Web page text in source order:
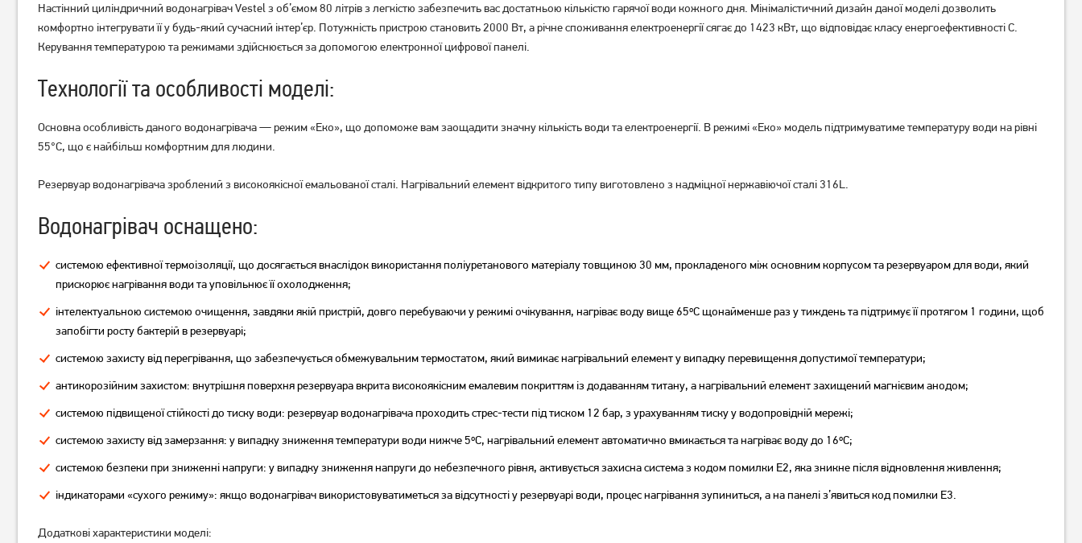
14 059грн
Немає в наявності Немає в наявності
Бойлер Vestel TE50D20
5 399
Бойлер Vestel TE80A20
6 299 4 999
50 S WHITE
5 209 6 499 5 149
Настінний циліндричний водонагрівач Vestel з об’ємом 80 літрів з легкістю забезпечить вас достатньою кількістю гарячої води кожного дня. Мінімалістичний дизайн даної моделі дозволить
комфортно інтегрувати її у будь-який сучасний інтер’єр. Потужність пристрою становить 2000 Вт, а річне споживання електроенергії сягає до 1423 кВт, що відповідає класу енергоефективності C.
Керування температурою та режимами здійснюється за допомогою електронної цифрової панелі.
Технології та особливості моделі:
Основна особливість даного водонагрівача — режим «Еко», що допоможе вам заощадити значну кількість води та електроенергії. В режимі «Еко» модель підтримуватиме температуру води на рівні
55°C, що є найбільш комфортним для людини.
Резервуар водонагрівача зроблений з високоякісної емальованої сталі. Нагрівальний елемент відкритого типу виготовлено з надміцної нержавіючої сталі 316L.
Водонагрівач оснащено:
системою ефективної термоізоляції, що досягається внаслідок використання поліуретанового матеріалу товщиною 30 мм, прокладеного між основним корпусом та резервуаром для води, який
прискорює нагрівання води та уповільнює її охолодження;
інтелектуальною системою очищення, завдяки якій пристрій, довго перебуваючи у режимі очікування, нагріває воду вище 65ºC щонайменше раз у тиждень та підтримує її протягом 1 години, щоб
запобігти росту бактерій в резервуарі;
системою захисту від перегрівання, що забезпечується обмежувальним термостатом, який вимикає нагрівальний елемент у випадку перевищення допустимої температури;
антикорозійним захистом: внутрішня поверхня резервуара вкрита високоякісним емалевим покриттям із додаванням титану, а нагрівальний елемент захищений магнієвим анодом;
системою підвищеної стійкості до тиску води: резервуар водонагрівача проходить стрес-тести під тиском 12 бар, з урахуванням тиску у водопровідній мережі;
системою захисту від замерзання: у випадку зниження температури води нижче 5ºC, нагрівальний елемент автоматично вмикається та нагріває воду до 16ºC;
системою безпеки при зниженні напруги: у випадку зниження напруги до небезпечного рівня, активується захисна система з кодом помилки E2, яка зникне після відновлення живлення;
індикаторами «сухого режиму»: якщо водонагрівач використовуватиметься за відсутності у резервуарі води, процес нагрівання зупиниться, а на панелі з’явиться код помилки E3.
Додаткові характеристики моделі: